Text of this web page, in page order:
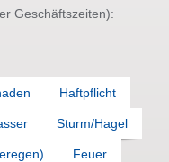
der Geschäftszeiten):
Haftpflicht
Sturm/Hagel
Feuer